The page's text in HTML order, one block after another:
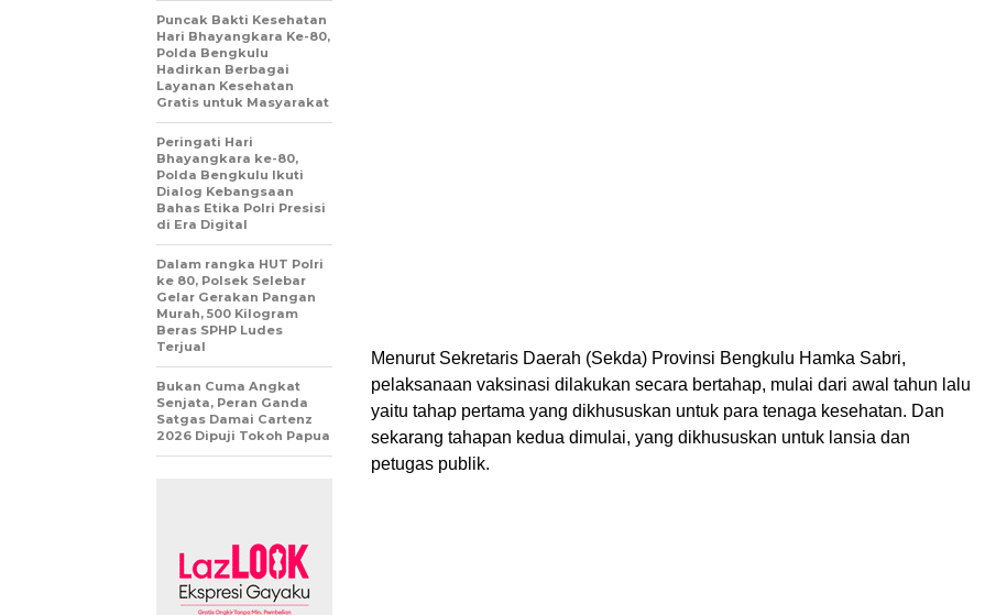
Menurut Sekretaris Daerah (Sekda) Provinsi Bengkulu Hamka Sabri,
pelaksanaan vaksinasi dilakukan secara bertahap, mulai dari awal tahun lalu
yaitu tahap pertama yang dikhususkan untuk para tenaga kesehatan. Dan
sekarang tahapan kedua dimulai, yang dikhususkan untuk lansia dan
petugas publik.
Puncak Bakti Kesehatan
Hari Bhayangkara Ke-80,
Polda Bengkulu
Hadirkan Berbagai
Layanan Kesehatan
Gratis untuk Masyarakat
Peringati Hari
Bhayangkara ke-80,
Polda Bengkulu Ikuti
Dialog Kebangsaan
Bahas Etika Polri Presisi
di Era Digital
Dalam rangka HUT Polri
ke 80, Polsek Selebar
Gelar Gerakan Pangan
Murah, 500 Kilogram
Beras SPHP Ludes
Terjual
Bukan Cuma Angkat
Senjata, Peran Ganda
Satgas Damai Cartenz
2026 Dipuji Tokoh Papua